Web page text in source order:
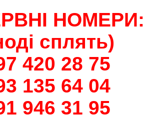
НОМЕРИ:
сплять)
420 28 75
135 64 04
946 31 95